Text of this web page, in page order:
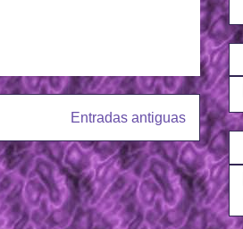
Entradas antiguas